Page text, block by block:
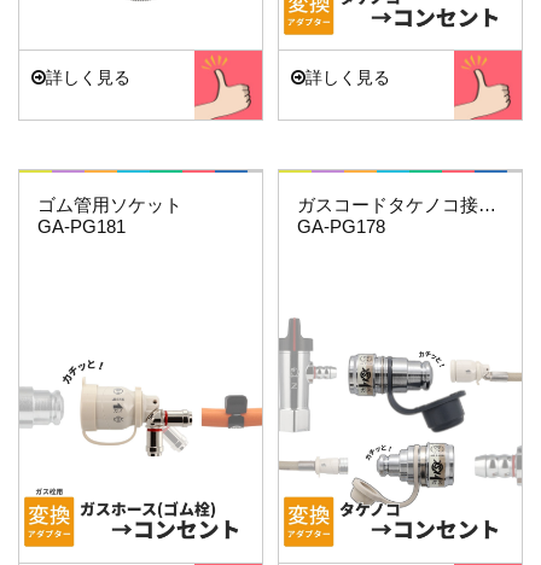
詳しく見る 詳しく見る
これエエやん
ゴム管用ソケット
GA-PG181
これエエやん
ガスコードタケノコ接続用セット
GA-PG178